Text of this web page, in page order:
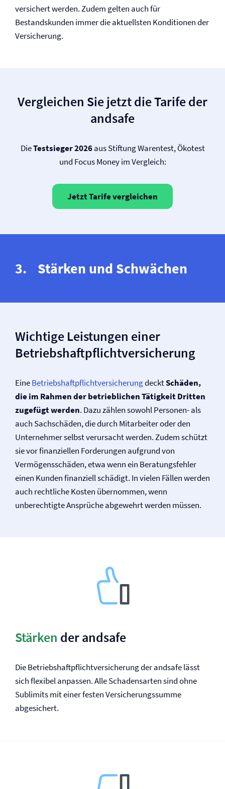
versichert werden. Zudem gelten auch für
Bestandskunden immer die aktuellsten Konditionen der
Versicherung.
Vergleichen Sie jetzt die Tarife der
andsafe
DieTestsieger 2026aus Stiftung Warentest, Ökotest
und Focus Money im Vergleich:
Jetzt Tarife vergleichen
Stärken und Schwächen
Wichtige Leistungen einer
Betriebs­haftpflicht­versicherung
EineBetriebs­haftpflicht­versicherungdecktSchäden,
die im Rahmen der betrieblichen Tätigkeit Dritten
zugefügt werden. Dazu zählen sowohl Personen- als
auch Sachschäden, die durch Mitarbeiter oder den
Unternehmer selbst verursacht werden. Zudem schützt
sie vor finanziellen Forderungen aufgrund von
Vermögensschäden, etwa wenn ein Beratungsfehler
einen Kunden finanziell schädigt. In vielen Fällen werden
auch rechtliche Kosten übernommen, wenn
unberechtigte Ansprüche abgewehrt werden müssen.
Stärken der andsafe
Die Betriebs­haftpflicht­versicherung der andsafe lässt
sich flexibel anpassen. Alle Schadensarten sind ohne
Sublimits mit einer festen Versicherungssumme
abgesichert.